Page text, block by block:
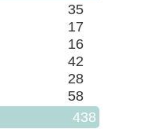
35
17
16
42
28
58
438